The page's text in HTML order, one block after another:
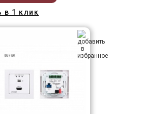
в 1 клик